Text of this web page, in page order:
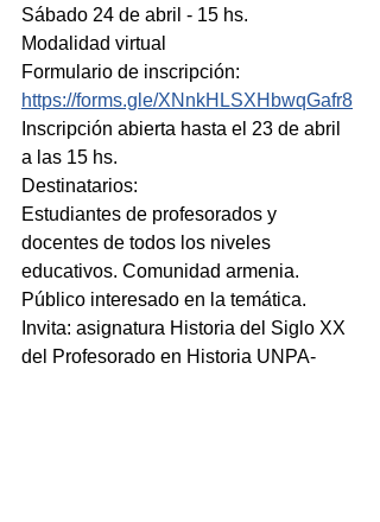
Sábado 24 de abril - 15 hs.
Modalidad virtual
Formulario de inscripción:
https://forms.gle/XNnkHLSXHbwqGafr8
Inscripción abierta hasta el 23 de abril
a las 15 hs.
Destinatarios:
Estudiantes de profesorados y
docentes de todos los niveles
educativos. Comunidad armenia.
Público interesado en la temática.
Invita: asignatura Historia del Siglo XX
del Profesorado en Historia UNPA-